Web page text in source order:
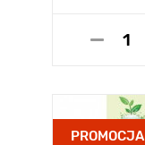
PROMOCJA